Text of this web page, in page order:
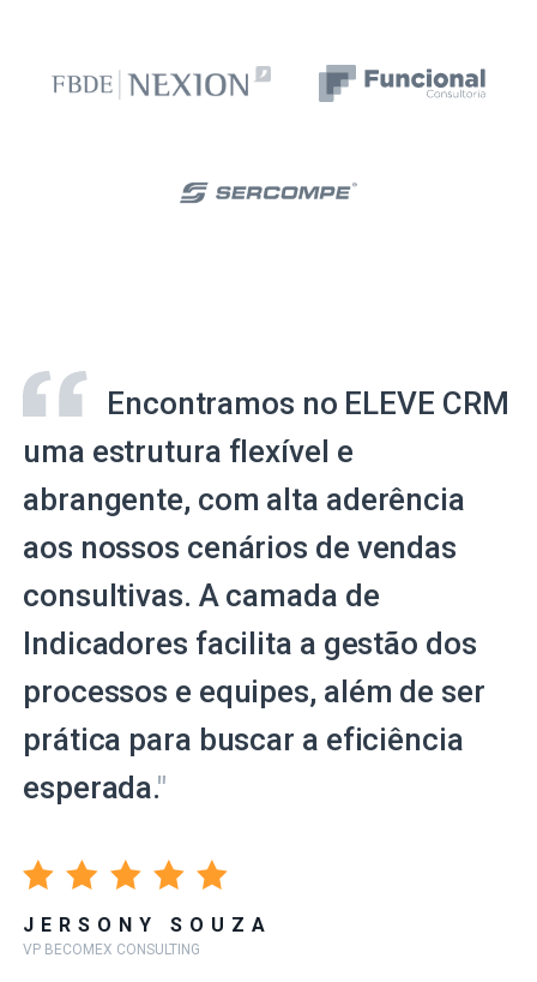
Encontramos no ELEVE CRM
uma estrutura flexível e
abrangente, com alta aderência
aos nossos cenários de vendas
consultivas. A camada de
Indicadores facilita a gestão dos
processos e equipes, além de ser
prática para buscar a eficiência
esperada."
JERSONY SOUZA
VP BECOMEX CONSULTING